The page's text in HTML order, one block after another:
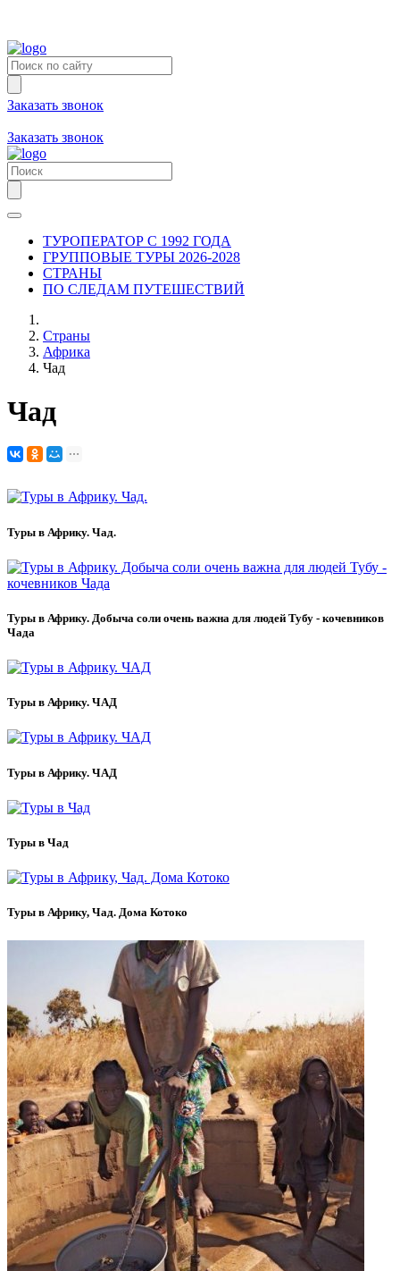
Заказать звонок
Заказать звонок
ТУРОПЕРАТОР С 1992 ГОДА
ГРУППОВЫЕ ТУРЫ 2026-2028
СТРАНЫ
ПО СЛЕДАМ ПУТЕШЕСТВИЙ
Страны
Африка
Чад
Чад
Туры в Африку. Чад.
Туры в Африку. Добыча соли очень важна для людей Тубу - кочевников
Чада
Туры в Африку. ЧАД
Туры в Африку. ЧАД
Туры в Чад
Туры в Африку, Чад. Дома Котоко